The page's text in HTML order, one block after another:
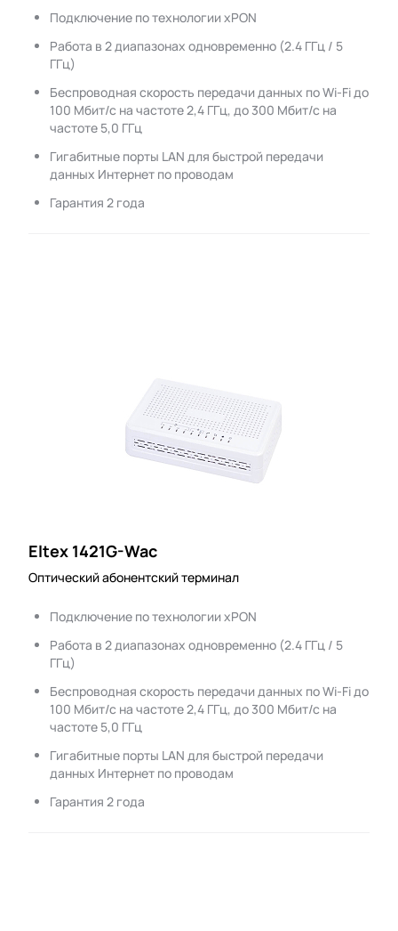
Подключение по технологии xPON
Работа в 2 диапазонах одновременно (2.4 ГГц / 5
ГГц)
Беспроводная скорость передачи данных по Wi-Fi до
100 Мбит/с на частоте 2,4 ГГц, до 300 Мбит/с на
частоте 5,0 ГГц
Гигабитные порты LAN для быстрой передачи
данных Интернет по проводам
Гарантия 2 года
Eltex 1421G-Wac
Оптический абонентский терминал
Подключение по технологии xPON
Работа в 2 диапазонах одновременно (2.4 ГГц / 5
ГГц)
Беспроводная скорость передачи данных по Wi-Fi до
100 Мбит/с на частоте 2,4 ГГц, до 300 Мбит/с на
частоте 5,0 ГГц
Гигабитные порты LAN для быстрой передачи
данных Интернет по проводам
Гарантия 2 года